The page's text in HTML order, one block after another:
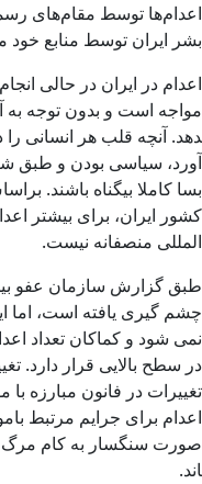
اعدام‌ها توسط مقام‌های
بشر ایران توسط منابع خود
اعدام در ایران در حالی
دهد. آنچه قلب هر انسانی را
آورد، سیاسی بودن و طبق
بسا کاملا بیگناه باشند.
کشور ایران، برای بیشتر
المللی منصفانه نیست.
طبق گزارش سازمان عفو
چشم گیری یافته است، اما
نمی شود و کماکان تعداد
در سطح بالایی قرار دارد.
تغییرات در فانون مبارزه
اعدام برای جرایم مرتبط
اند.